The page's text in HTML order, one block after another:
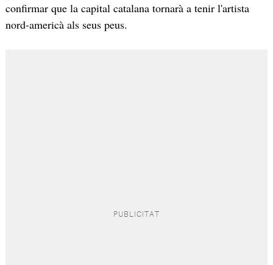
confirmar que la capital catalana tornarà a tenir l'artista
nord-americà als seus peus.